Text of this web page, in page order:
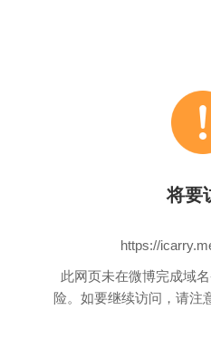
将要
此网页未在微博完成域
险。如要继续访问，请注